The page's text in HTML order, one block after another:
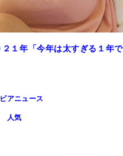
１年「今年は太すぎる１年で
アニュース
人気